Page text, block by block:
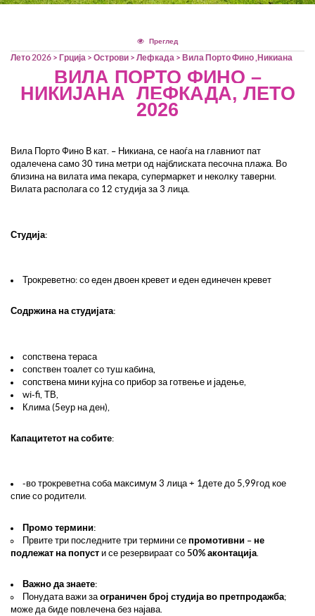
Преглед
Лето 2026 > Грција > Острови > Лефкада > Вила Порто Фино ,Никиана
ВИЛА ПОРТО ФИНО –
НИКИЈАНА ЛЕФКАДА, ЛЕТО
2026
Вила Порто Фино B кат. – Никиана, сe наоѓа на главниот пат
одалечена само 30 тина метри од најблиската песочна плажа. Во
близина на вилата има пекара, супермаркет и неколку таверни.
Вилата располага со 12 студија за 3 лица.
Студија:
Трокреветно: со еден двоен кревет и еден единечен кревет
Содржина на студијата:
сопствена тераса
сопствен тоалет со туш кабина,
сопствена мини кујна со прибор за готвење и јадење,
wi-fi, ТВ,
Клима (5еур на ден),
Капацитетот на собите:
-во трокреветна соба максимум 3 лица + 1дете до 5,99год кое
спие со родители.
Промо термини:
Првите три последните три термини се промотивни – не
подлежат на попуст и се резервираат со 50% аконтација
Важно да знаете:
Понудата важи за ограничен број студија во претпродажба;
може да биде повлечена без најава.
Тим билдинг
Rent A Bus
Оглас за вработување во Т.А.
Камелија
Политика на приватност2
Cancellation Policy
Системот за влез/излез во
Европската Унија (ЕЕС)